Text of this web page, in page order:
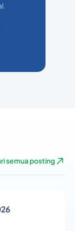
semua posting